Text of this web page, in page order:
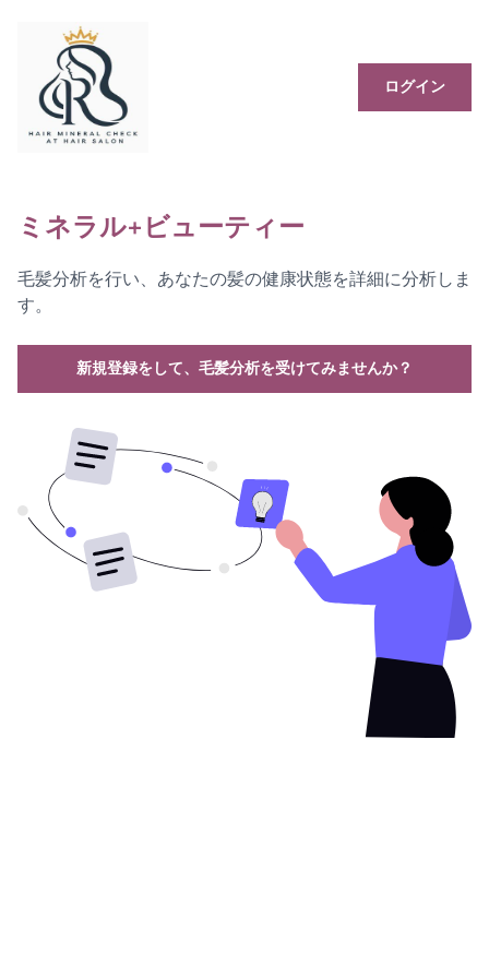
ログイン
ミネラル+ビューティー
毛髪分析を行い、あなたの髪の健康状態を詳細に分析しま
す。
新規登録をして、毛髪分析を受けてみませんか？